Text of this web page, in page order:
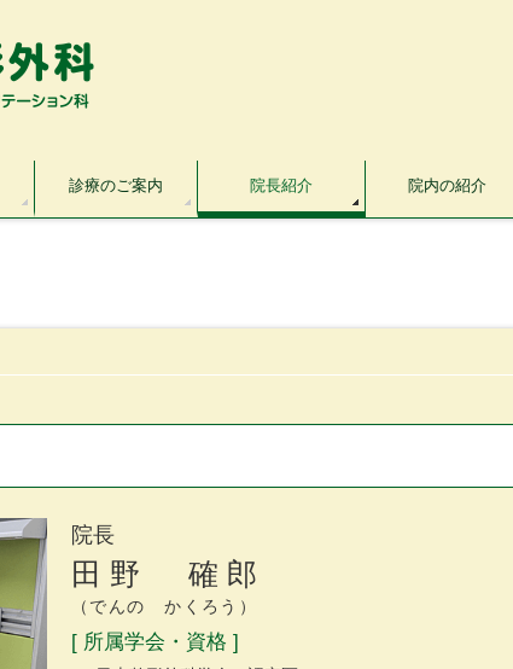
診療のご案内 院長紹介 院内の紹介
院長
田野 確郎
（でんの かくろう）
[ 所属学会・資格 ]